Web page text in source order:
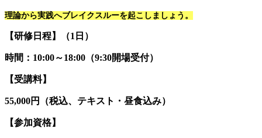
理論から実践へブレイクスルーを起こしましょう。
【研修日程】（1日）
時間：10:00～18:00（9:30開場受付）
【受講料】
55,000円（税込、テキスト・昼食込み）
【参加資格】